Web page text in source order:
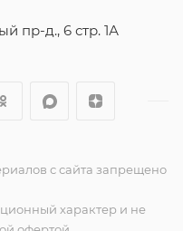
пр-д., 6 стр. 1А
с сайта запрещено
характер и не